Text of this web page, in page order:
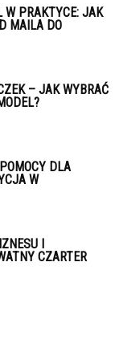
W PRAKTYCE: JAK
MAILA DO
– JAK WYBRAĆ
DLA
W
I
CZARTER